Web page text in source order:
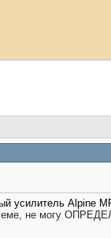
усилитель Alpine
не могу